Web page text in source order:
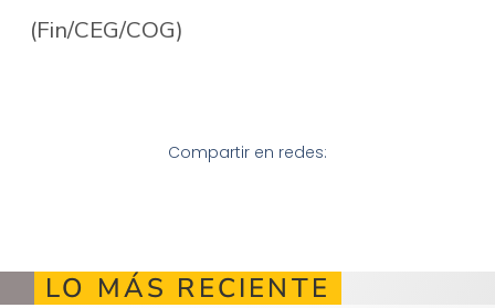
(Fin/CEG/COG)
Compartir en redes:
LO MÁS RECIENTE